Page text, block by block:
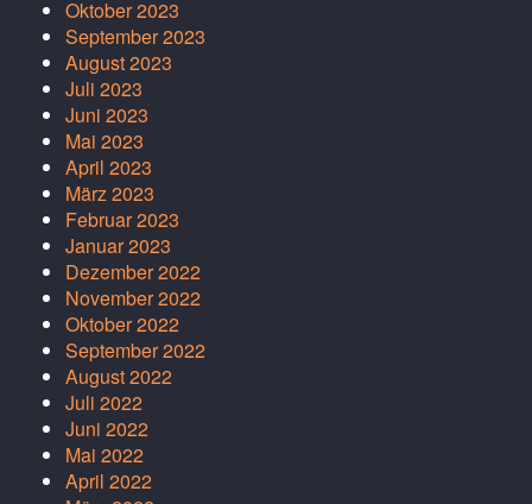
Oktober 2023
September 2023
August 2023
Juli 2023
Juni 2023
Mai 2023
April 2023
März 2023
Februar 2023
Januar 2023
Dezember 2022
November 2022
Oktober 2022
September 2022
August 2022
Juli 2022
Juni 2022
Mai 2022
April 2022